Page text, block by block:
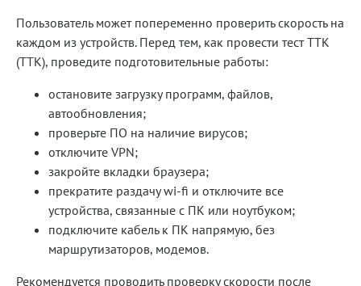
Пользователь может попеременно проверить скорость на
каждом из устройств. Перед тем, как провести тест ТТК
(TTK), проведите подготовительные работы:
остановите загрузку программ, файлов,
автообновления;
проверьте ПО на наличие вирусов;
отключите VPN;
закройте вкладки браузера;
прекратите раздачу wi-fi и отключите все
устройства, связанные с ПК или ноутбуком;
подключите кабель к ПК напрямую, без
маршрутизаторов, модемов.
Рекомендуется проводить проверку скорости после